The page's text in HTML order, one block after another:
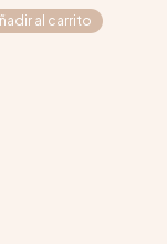
al carrito